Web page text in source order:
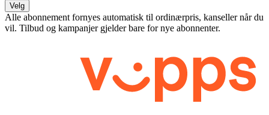
Velg
Alle abonnement fornyes automatisk til ordinærpris, kanseller når du
vil. Tilbud og kampanjer gjelder bare for nye abonnenter.